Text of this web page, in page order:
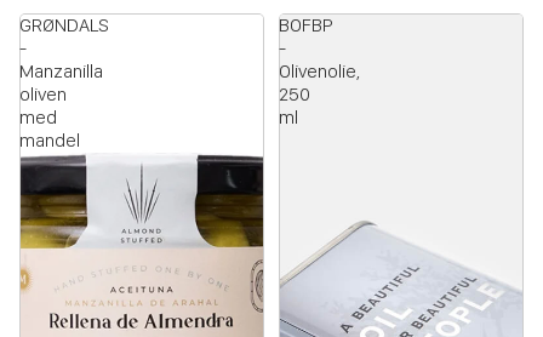
GRØNDALS
-
Manzanilla
oliven
med
mandel
BOFBP
-
Olivenolie,
250
ml